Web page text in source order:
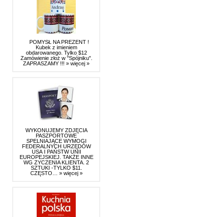
POMYSŁ NA PREZENT !
Kubek z imieniem
obdarowanego. Tylko $12
Zamówienie złoż w "Spójniku".
ZAPRASZAMY !!! » więcej »
WYKONUJEMY ZDJĘCIA
PASZPORTOWE
SPELNIAJĄCE WYMOGI
FEDERALNYCH URZĘDÓW
USA I PAŃSTW UNII
EUROPEJSKIEJ. TAKŻE INNE
WG ZYCZENIA KLIENTA. 2
SZTUKI -TYLKO $11.
CZĘSTO… » więcej »